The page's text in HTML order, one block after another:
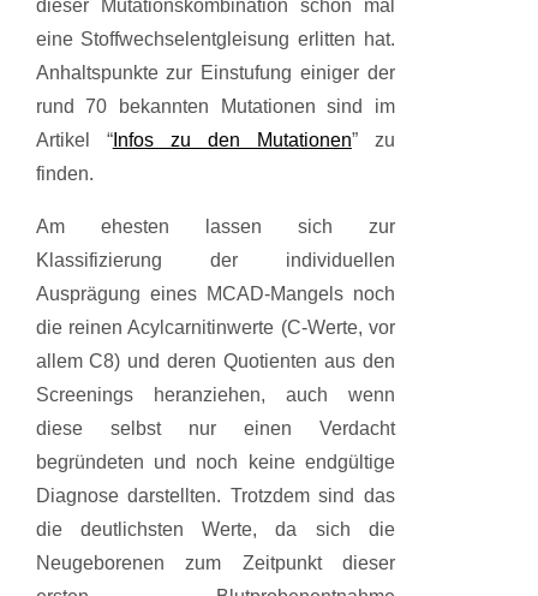
dieser Mutationskombination schon mal
eine Stoffwechselentgleisung erlitten hat.
Anhaltspunkte zur Einstufung einiger der
rund 70 bekannten Mutationen sind im
Artikel “Infos zu den Mutationen” zu
finden.
Am ehesten lassen sich zur
Klassifizierung der individuellen
Ausprägung eines MCAD-Mangels noch
die reinen Acylcarnitinwerte (C-Werte, vor
allem C8) und deren Quotienten aus den
Screenings heranziehen, auch wenn
diese selbst nur einen Verdacht
begründeten und noch keine endgültige
Diagnose darstellten. Trotzdem sind das
die deutlichsten Werte, da sich die
Neugeborenen zum Zeitpunkt dieser